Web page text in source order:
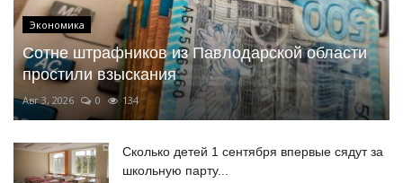
Экономика
Сотне штрафников из Павлодарской области
простили взыскания
Авг 3, 2026 0 134
Сколько детей 1 сентября впервые сядут за
школьную парту...